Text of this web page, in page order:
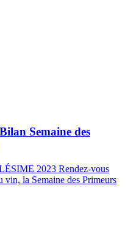
Semaine des
2023 Rendez-vous
vin, la Semaine des Primeurs